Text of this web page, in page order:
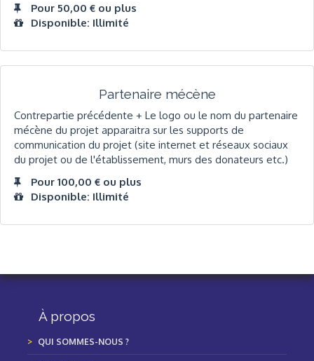
Pour 50,00 € ou plus
Disponible: Illimité
Partenaire mécène
Contrepartie précédente + Le logo ou le nom du partenaire
mécène du projet apparaitra sur les supports de
communication du projet (site internet et réseaux sociaux
du projet ou de l'établissement, murs des donateurs etc.)
Pour 100,00 € ou plus
Disponible: Illimité
À propos
QUI SOMMES-NOUS ?